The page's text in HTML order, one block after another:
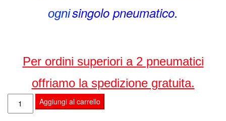
ognisingolo pneumatico.
Per ordini superiori a 2 pneumatici
offriamo la spedizione gratuita.
RIGA
APPENNINNO
Aggiungi al carrello